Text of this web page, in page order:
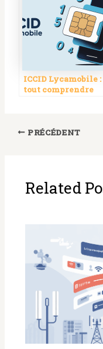
ICCID Lycamobile :
tout comprendre
PRÉCÉDENT
Related